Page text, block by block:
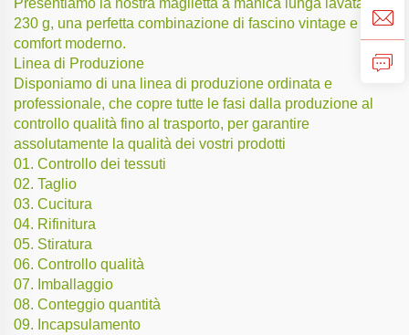
230 g, una perfetta combinazione di fascino vintage e
comfort moderno.
Linea di Produzione
Disponiamo di una linea di produzione ordinata e
professionale, che copre tutte le fasi dalla produzione al
controllo qualità fino al trasporto, per garantire
assolutamente la qualità dei vostri prodotti
01. Controllo dei tessuti
02. Taglio
03. Cucitura
04. Rifinitura
05. Stiratura
06. Controllo qualità
07. Imballaggio
08. Conteggio quantità
09. Incapsulamento